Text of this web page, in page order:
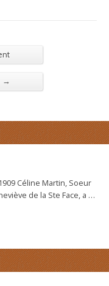
→
Céline Martin, Soeur
de la Ste Face, a 40
va s’ouvrir
C’est alors que la